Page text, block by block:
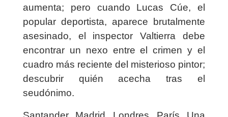
aumenta; pero cuando Lucas Cúe, el
popular deportista, aparece brutalmente
asesinado, el inspector Valtierra debe
encontrar un nexo entre el crimen y el
cuadro más reciente del misterioso pintor;
descubrir quién acecha tras el
seudónimo.